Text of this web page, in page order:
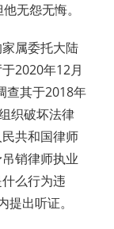
无怨无悔。
属委托大陆
2020年12月
查其于2018年
织破坏法律
共和国律师
销律师执业
么行为违
出听证。